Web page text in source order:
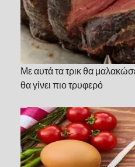
Με αυτά τα τρικ θα
θα γίνει πιο τρυφερό